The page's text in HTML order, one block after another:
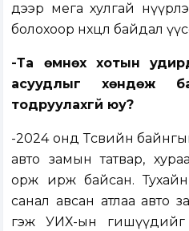
дээр мега хулгай
болохоор нөхцөл байдал
-Та өмнөх хотын
асуудлыг хөндөж
тодруулахгүй юу?
-2024 онд Төсвийн
авто замын татвар,
орж ирж байсан. Тухайн
санал авсан атлаа авто
гэж УИХ-ын гишүүдийг